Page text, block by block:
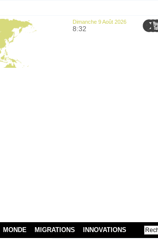
Dimanche 9 Août 2026
8:32
MONDE MIGRATIONS INNOVATIONS